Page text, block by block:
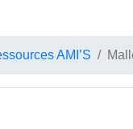
AMI’S